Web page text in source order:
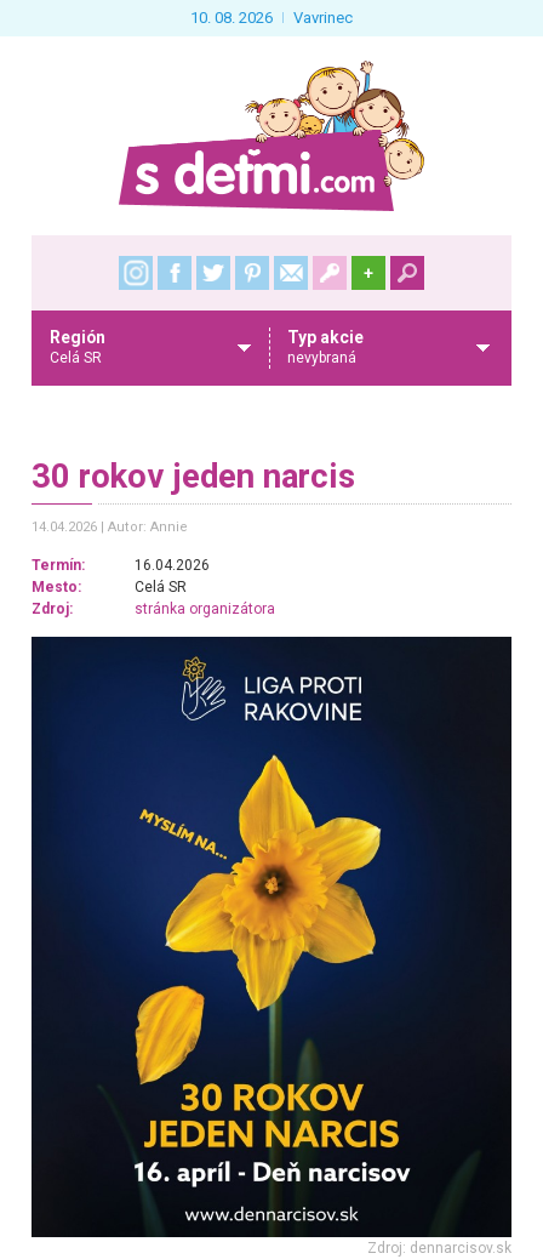
10. 08. 2026 Vavrinec
+
Región
Celá SR
Typ akcie
nevybraná
30 rokov jeden narcis
14.04.2026 Autor: Annie
Termín:
16.04.2026
Mesto:
Celá SR
Zdroj:
stránka organizátora
Zdroj: dennarcisov.sk